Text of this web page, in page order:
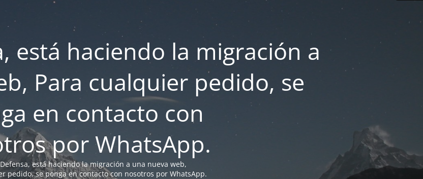
está haciendo la migración a
Para cualquier pedido, se
en contacto con
por WhatsApp.
está haciendo la migración a una nueva web,
pedido, se ponga en contacto con nosotros por WhatsApp.